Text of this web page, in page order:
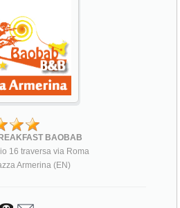
BAOBAB
16 traversa via Roma
Armerina (EN)